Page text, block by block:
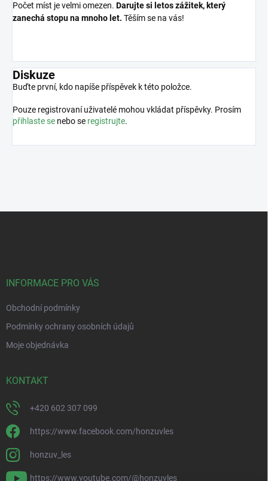
Počet míst je velmi omezen. Darujte si letos zážitek, který
zanechá stopu na mnoho let. Těším se na vás!
Diskuze
Buďte první, kdo napíše příspěvek k této položce.
Pouze registrovaní uživatelé mohou vkládat příspěvky. Prosím
přihlaste se nebo se registrujte.
INFORMACE PRO VÁS
Obchodní podmínky
Podmínky ochrany osobních údajů
Moje objednávka
KONTAKT
+420 602 307 099
https://www.facebook.com/honzuvles
honzuv_les
https://www.youtube.com/@honzuvles